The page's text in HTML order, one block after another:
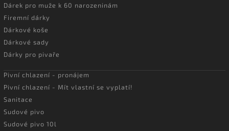
Dárek pro muže k 60 narozeninám
Firemní dárky
Dárkové koše
Dárkové sady
Dárky pro pivaře
Pivní chlazení - pronájem
Pivní chlazení - Mít vlastní se vyplatí!
Sanitace
Sudové pivo
Sudové pivo 10l